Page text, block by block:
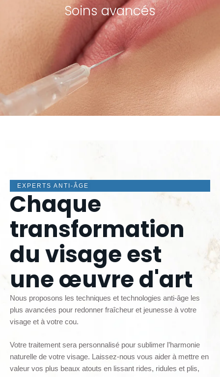
Soins avancés
voir les procédures
EXPERTS ANTI-ÂGE
Chaque
transformation
du visage est
une œuvre d'art
Nous proposons les techniques et technologies anti-âge les
plus avancées pour redonner fraîcheur et jeunesse à votre
visage et à votre cou.
Votre traitement sera personnalisé pour sublimer l’harmonie
naturelle de votre visage. Laissez-nous vous aider à mettre en
valeur vos plus beaux atouts en lissant rides, ridules et plis,